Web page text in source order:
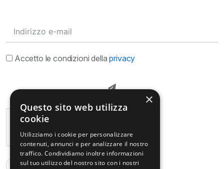
Accetto le condizioni dellaprivacy
×
Questo sito web utilizza
cookie
Utilizziamo i cookie per personalizzare
contenuti, annunci e per analizzare il nostro
traffico. Condividiamo inoltre informazioni
sul tuo utilizzo del nostro sito con i nostri